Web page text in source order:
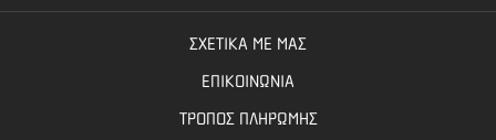
ΣΧΕΤΙΚΑ ΜΕ ΜΑΣ
ΕΠΙΚΟΙΝΩΝΙΑ
ΤΡΟΠΟΣ ΠΛΗΡΩΜΗΣ